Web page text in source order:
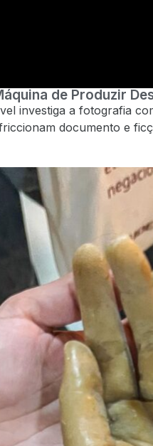
de Produzir
investiga a fotografia
documento e